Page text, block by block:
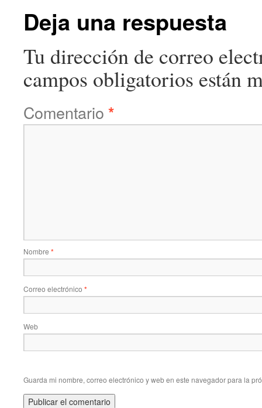
Deja una respuesta
Tu dirección de correo
campos obligatorios están
Comentario *
Nombre *
Correo electrónico *
Web
Guarda mi nombre, correo electrónico y web en este navegador para la